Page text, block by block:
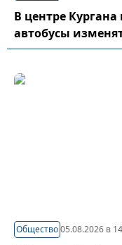
В центре
автобусы
Общество05.08.2026 в